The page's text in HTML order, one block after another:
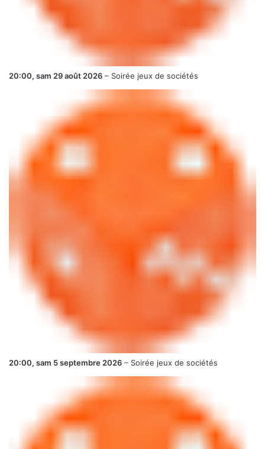
20:00, sam 29 août 2026 – Soirée jeux de sociétés
20:00, sam 5 septembre 2026 – Soirée jeux de sociétés